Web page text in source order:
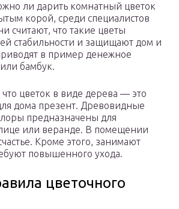
ли дарить комнатный цветок
корой, среди специалистов
считают, что такие цветы
стабильности и защищают дом и
в пример денежное
бамбук.
цветок в виде дерева — это
дома презент. Древовидные
предназначены для
или веранде. В помещении
Кроме этого, занимают
повышенного ухода.
цветочного